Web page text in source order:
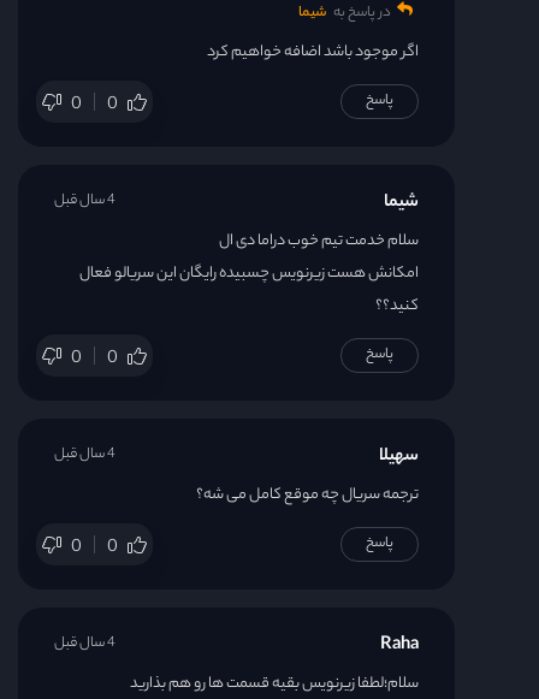
در پاسخ به شیما
اگر موجود باشد اضافه خواهیم کرد
0 0 پاسخ
شیما
سلام خدمت تیم خوب دراما دی ال
امکانش هست زیرنویس چسبیده رایگان این سریالو فعال
کنید؟؟
0 0
4 سال قبل
پاسخ
سهیلا
ترجمه سریال چه موقع کامل می شه؟
0 0
4 سال قبل
پاسخ
Raha
سلام؛لطفا زیرنویس بقیه قسمت ها رو هم بذارید
4 سال قبل